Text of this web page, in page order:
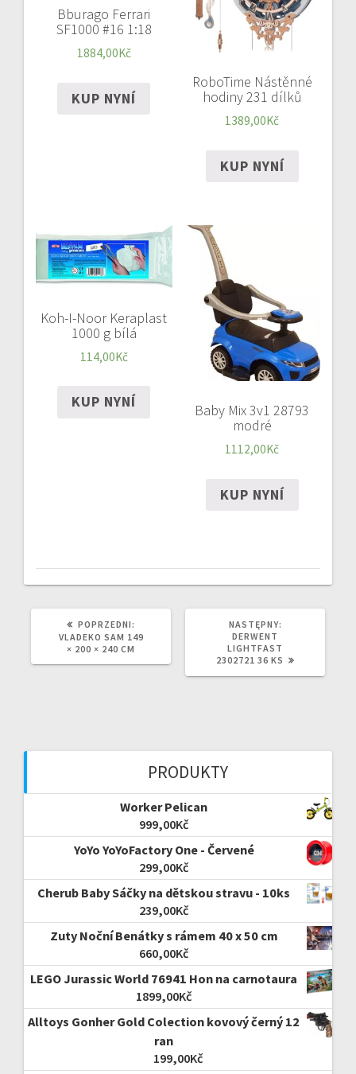
Bburago Ferrari
SF1000 #16 1:18
1884,00Kč
KUP NYNÍ
RoboTime Nástěnné
hodiny 231 dílků
1389,00Kč
KUP NYNÍ
Koh-I-Noor Keraplast
1000 g bílá
114,00Kč
KUP NYNÍ
Baby Mix 3v1 28793
modré
1112,00Kč
KUP NYNÍ
POPRZEDNI:
WPIS:
VLADEKO SAM 149
× 200 × 240 CM
NASTĘPNY:
DERWENT
LIGHTFAST
2302721 36 KS
PRODUKTY
Worker Pelican
999,00Kč
YoYo YoYoFactory One - Červené
299,00Kč
Cherub Baby Sáčky na dětskou stravu - 10ks
239,00Kč
Zuty Noční Benátky s rámem 40 x 50 cm
660,00Kč
LEGO Jurassic World 76941 Hon na carnotaura
1899,00Kč
Alltoys Gonher Gold Colection kovový černý 12
ran
199,00Kč